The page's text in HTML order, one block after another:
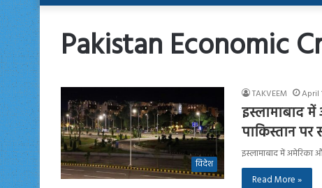
Pakistan Economic
विदेश
TAKVEEM April
इस्लामाबाद में
पाकिस्तान
इस्लामाबाद में अमेरिका
Read More »